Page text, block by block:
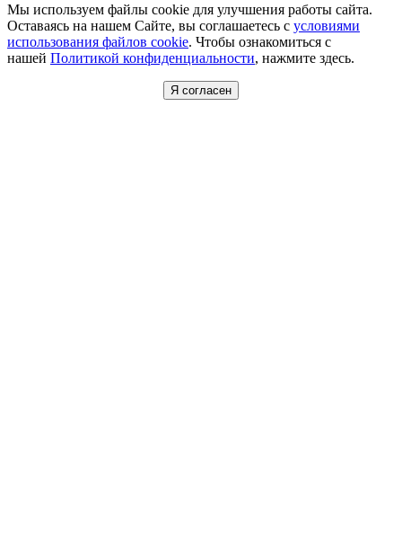
Мы используем файлы cookie для улучшения работы сайта.
Оставаясь на нашем Сайте, вы соглашаетесь с условиями
использования файлов cookie. Чтобы ознакомиться с
нашей Политикой конфиденциальности, нажмите здесь.
Я согласен